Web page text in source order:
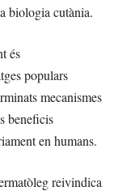
biologia cutània.
és
populars
mecanismes
beneficis
en humans.
reivindica